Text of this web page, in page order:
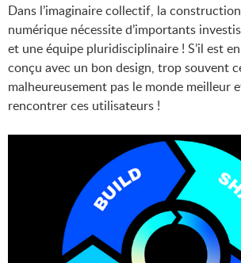
Dans l’imaginaire collectif, la
numérique nécessite d’importants
et une équipe pluridisciplinaire ! S’il est
conçu avec un bon design, trop souvent
malheureusement pas le monde meilleur
rencontrer ces utilisateurs !